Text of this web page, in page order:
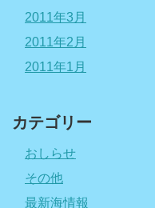
2011年3月
2011年2月
2011年1月
カテゴリー
おしらせ
その他
最新海情報